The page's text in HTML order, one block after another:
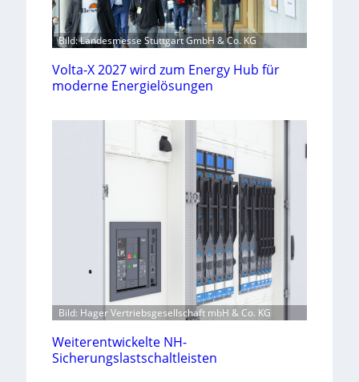
Bild: Landesmesse Stuttgart GmbH & Co. KG
Volta-X 2027 wird zum Energy Hub für
moderne Energielösungen
Bild: Hager Vertriebsgesellschaft mbH & Co. KG
Weiterentwickelte NH-
Sicherungslastschaltleisten